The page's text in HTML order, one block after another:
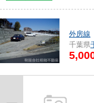
外房線
千葉県